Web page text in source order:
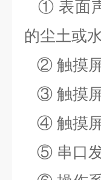
① 表面
的尘土或
② 触摸屏
③ 触摸屏
④ 触摸屏
⑤ 串口发